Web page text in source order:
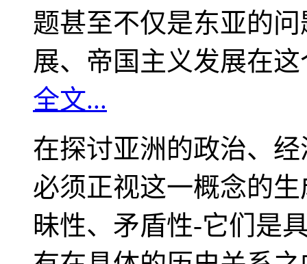
题甚至不仅是东亚的
展、帝国主义发展在
全文...
在探讨亚洲的政治、
必须正视这一概念的
昧性、矛盾性-它们是